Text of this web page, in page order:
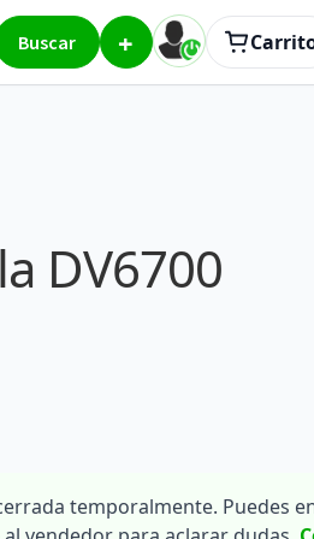
Buscar +
DV6700
temporalmente. Puedes